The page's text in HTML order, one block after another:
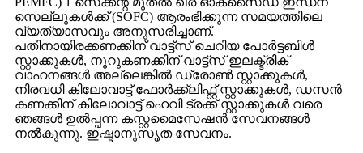
സെല്ലുകൾക്ക് (SOFC) ആരംഭിക്കുന്ന സമയത്തിലെ
വ്യത്യാസവും അനുസരിച്ചാണ്.
പതിനായിരക്കണക്കിന് വാട്ട്സ് ചെറിയ പോർട്ടബിൾ
സ്റ്റാക്കുകൾ, നൂറുകണക്കിന് വാട്ട്സ് ഇലക്ട്രിക്
വാഹനങ്ങൾ അല്ലെങ്കിൽ ഡ്രോൺ സ്റ്റാക്കുകൾ,
നിരവധി കിലോവാട്ട് ഫോർക്ക്ലിഫ്റ്റ് സ്റ്റാക്കുകൾ, ഡസൻ
കണക്കിന് കിലോവാട്ട് ഹെവി ട്രക്ക് സ്റ്റാക്കുകൾ വരെ
ഞങ്ങൾ ഉൽപ്പന്ന കസ്റ്റമൈസേഷൻ സേവനങ്ങൾ
നൽകുന്നു. ഇഷ്ടാനുസൃത സേവനം.